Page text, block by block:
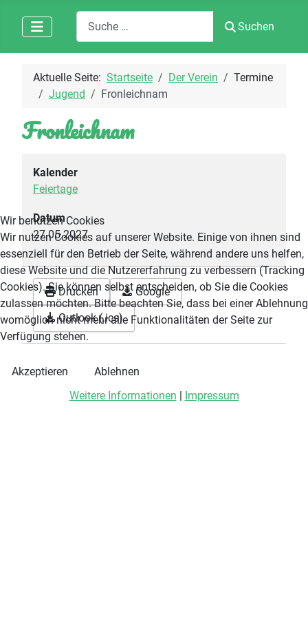
Suchen
Suchen
Aktuelle Seite: Startseite Der Verein
Termine
Jugend
Fronleichnam
Fronleichnam
Kalender
Feiertage
Datum
27.05.2027
Drucken Google
Outlook (.ics)
Wir benutzen Cookies
Wir nutzen Cookies auf unserer Website. Einige von ihnen sind
essenziell für den Betrieb der Seite, während andere uns helfen,
diese Website und die Nutzererfahrung zu verbessern (Tracking
Cookies). Sie können selbst entscheiden, ob Sie die Cookies
zulassen möchten. Bitte beachten Sie, dass bei einer Ablehnung
womöglich nicht mehr alle Funktionalitäten der Seite zur
Verfügung stehen.
Akzeptieren
Ablehnen
Weitere Informationen | Impressum